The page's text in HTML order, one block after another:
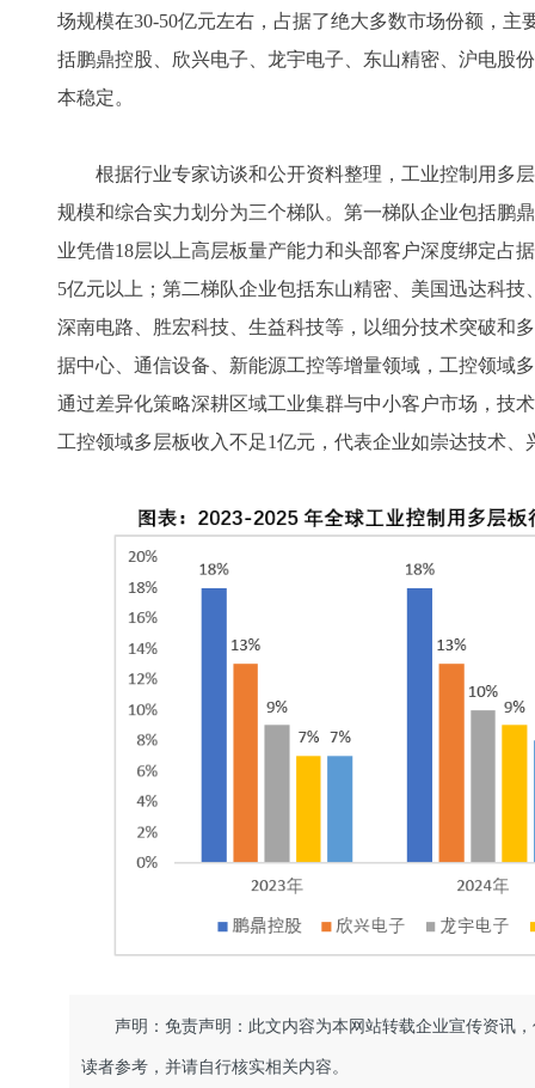
场规模在30-50亿元左右，占据了绝大多数市场份额，主
括鹏鼎控股、欣兴电子、龙宇电子、东山精密、沪电股
本稳定。
根据行业专家访谈和公开资料整理，工业控制用多
规模和综合实力划分为三个梯队。第一梯队企业包括鹏
业凭借18层以上高层板量产能力和头部客户深度绑定占
5亿元以上；第二梯队企业包括东山精密、美国迅达科
深南电路、胜宏科技、生益科技等，以细分技术突破和
据中心、通信设备、新能源工控等增量领域，工控领域
通过差异化策略深耕区域工业集群与中小客户市场，技
工控领域多层板收入不足1亿元，代表企业如崇达技术
声明：免责声明：此文内容为本网站转载企业宣传资讯
读者参考，并请自行核实相关内容。